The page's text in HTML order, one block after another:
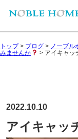
トップ> ブログ > ノーブル
みませんか
> アイキャッ
2022.10.10
アイキャッ